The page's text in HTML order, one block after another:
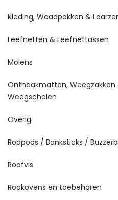
Kleding, Waadpakken &
Leefnetten & Leefnettassen
Molens
Onthaakmatten, Weegzakken
Weegschalen
Overig
Rodpods / Banksticks /
Roofvis
Rookovens en toebehoren